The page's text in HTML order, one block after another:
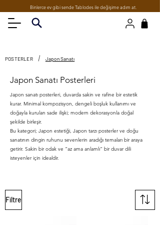
Binlerce ev gibi sende Tablodes ile değişime adım at.
POSTERLER / Japon Sanatı
Japon Sanatı Posterleri
Japon sanatı posterleri, duvarda sakin ve rafine bir estetik
kurar. Minimal kompozisyon, dengeli boşluk kullanımı ve
doğayla kurulan sade ilişki; modern dekorasyonla doğal
şekilde birleşir.
Bu kategori; Japon estetiği, Japon tarzı posterler ve doğu
sanatının dingin ruhunu sevenlerin aradığı temaları bir araya
getirir. Sakin bir odak ve “az ama anlamlı” bir duvar dili
isteyenler için idealdir.
Filtre